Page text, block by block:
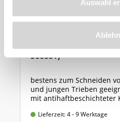
Auswahl
566881)
bestens zum Schneiden
und jungen Trieben
mit antihaftbeschichteter
Lieferzeit: 4 - 9 Werktage